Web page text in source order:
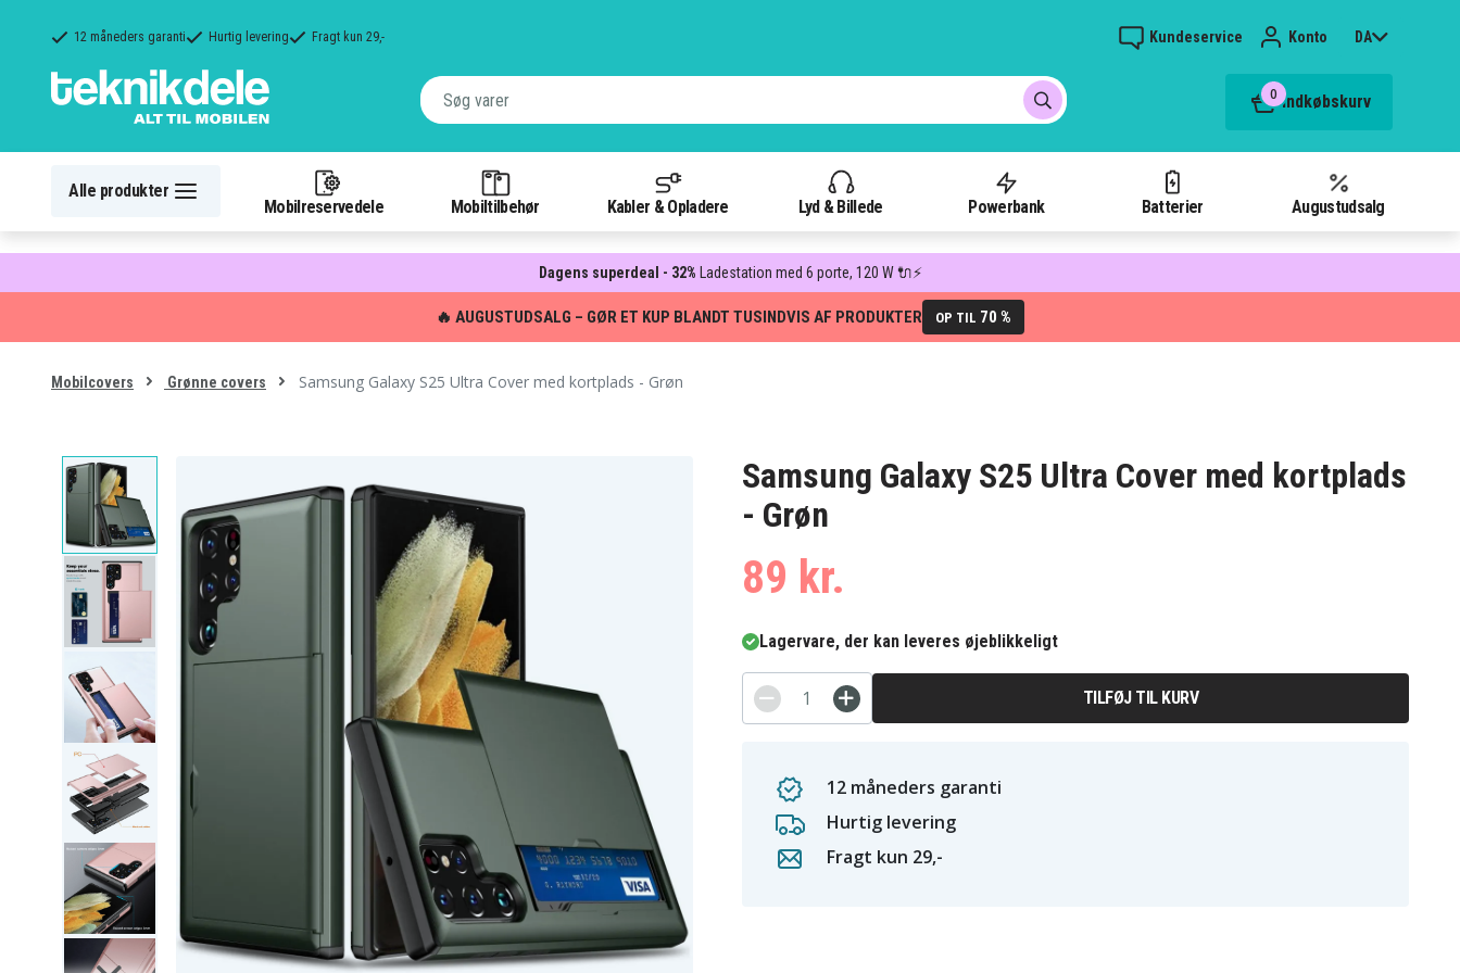
12 måneders garanti Hurtig levering Fragt kun 29,- Kundeservice Konto DA
0 Indkøbskurv
Alle produkter
Mobilreservedele Mobiltilbehør Kabler & Opladere Lyd & Billede Powerbank Batterier Augustudsalg
Dagens superdeal - 32% Ladestation med 6 porte, 120 W 🔌⚡
🔥 AUGUSTUDSALG – GØR ET KUP BLANDT TUSINDVIS AF PRODUKTER OP TIL 70 %
Mobilcovers Grønne covers Samsung Galaxy S25 Ultra Cover med kortplads - Grøn
Samsung Galaxy S25 Ultra Cover med kortplads
- Grøn
89 kr.
Lagervare, der kan leveres øjeblikkeligt
TILFØJ TIL KURV
12 måneders garanti
Hurtig levering
Fragt kun 29,-